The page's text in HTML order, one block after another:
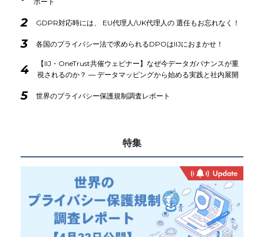
2 GDPR対応時には、 EU代理人/UK代理人の 選任もお忘れなく！
3 各国のプライバシー法で求められるDPOはIIJにおまかせ！
4
【IIJ・OneTrust共催ウェビナー】なぜ今データガバナンスが重
視されるのか？ ― データマッピングから始める実践と社内展開
5 世界のプライバシー保護規制調査レポート
特集